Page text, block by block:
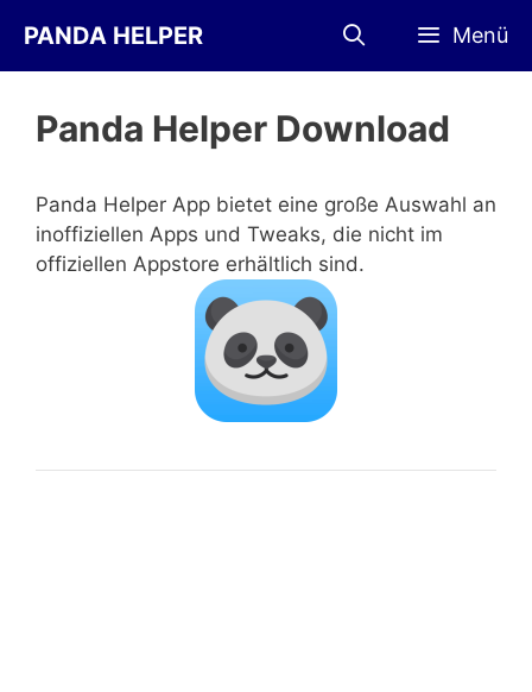
Inhalt
springen
PANDA HELPER Menü
Panda Helper Download
Panda Helper App bietet eine große Auswahl an
inoffiziellen Apps und Tweaks, die nicht im
offiziellen Appstore erhältlich sind.